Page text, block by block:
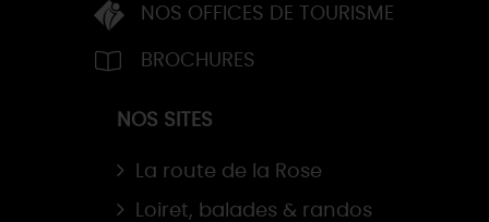
NOS OFFICES DE TOURISME
BROCHURES
NOS SITES
La route de la Rose
Loiret, balades & randos